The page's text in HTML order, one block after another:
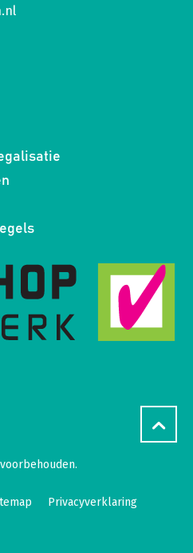
Privacyverklaring